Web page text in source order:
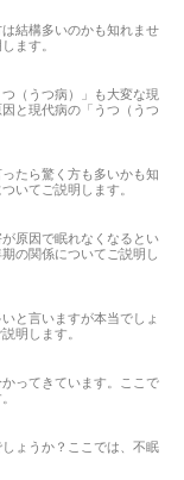
結構多いのかも知れませ
ます。
（うつ病）」も大変な現
と現代病の「うつ（うつ
たら驚く方も多いかも知
いてご説明します。
原因で眠れなくなるとい
の関係についてご説明し
と言いますが本当でしょ
明します。
ってきています。ここで
ょうか？ここでは、不眠